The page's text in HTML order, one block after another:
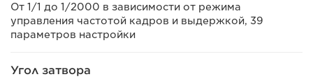
От 1/1 до 1/2000 в зависимости от режима
управления частотой кадров и выдержкой, 39
параметров настройки
Угол затвора